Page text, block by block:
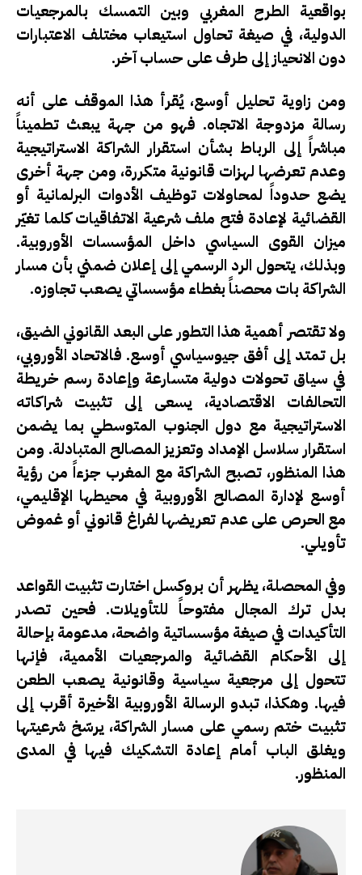
بواقعية الطرح المغربي وبين التمسك بالمرجعيات
الدولية، في صيغة تحاول استيعاب مختلف الاعتبارات
دون الانحياز إلى طرف على حساب آخر.
ومن زاوية تحليل أوسع، يُقرأ هذا الموقف على أنه
رسالة مزدوجة الاتجاه. فهو من جهة يبعث تطميناً
مباشراً إلى الرباط بشأن استقرار الشراكة الاستراتيجية
وعدم تعرضها لهزات قانونية متكررة، ومن جهة أخرى
يضع حدوداً لمحاولات توظيف الأدوات البرلمانية أو
القضائية لإعادة فتح ملف شرعية الاتفاقيات كلما تغيّر
ميزان القوى السياسي داخل المؤسسات الأوروبية.
وبذلك، يتحول الرد الرسمي إلى إعلان ضمني بأن مسار
الشراكة بات محصناً بغطاء مؤسساتي يصعب تجاوزه.
ولا تقتصر أهمية هذا التطور على البعد القانوني الضيق،
بل تمتد إلى أفق جيوسياسي أوسع. فالاتحاد الأوروبي،
في سياق تحولات دولية متسارعة وإعادة رسم خريطة
التحالفات الاقتصادية، يسعى إلى تثبيت شراكاته
الاستراتيجية مع دول الجنوب المتوسطي بما يضمن
استقرار سلاسل الإمداد وتعزيز المصالح المتبادلة. ومن
هذا المنظور، تصبح الشراكة مع المغرب جزءاً من رؤية
أوسع لإدارة المصالح الأوروبية في محيطها الإقليمي،
مع الحرص على عدم تعريضها لفراغ قانوني أو غموض
تأويلي.
وفي المحصلة، يظهر أن بروكسل اختارت تثبيت القواعد
بدل ترك المجال مفتوحاً للتأويلات. فحين تصدر
التأكيدات في صيغة مؤسساتية واضحة، مدعومة بإحالة
إلى الأحكام القضائية والمرجعيات الأممية، فإنها
تتحول إلى مرجعية سياسية وقانونية يصعب الطعن
فيها. وهكذا، تبدو الرسالة الأوروبية الأخيرة أقرب إلى
تثبيت ختم رسمي على مسار الشراكة، يرسّخ شرعيتها
ويغلق الباب أمام إعادة التشكيك فيها في المدى
المنظور.